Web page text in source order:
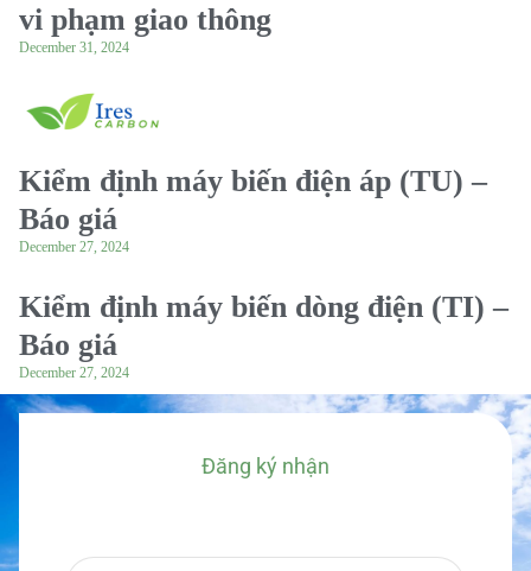
vi phạm giao thông
December 31, 2024
Kiểm định máy biến điện áp (TU) –
Báo giá
December 27, 2024
Kiểm định máy biến dòng điện (TI) –
Báo giá
December 27, 2024
Đăng ký nhận